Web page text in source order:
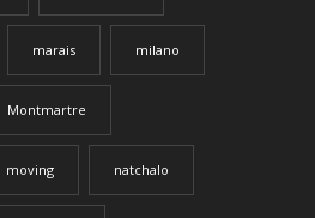
marais milano
Montmartre
moving natchalo